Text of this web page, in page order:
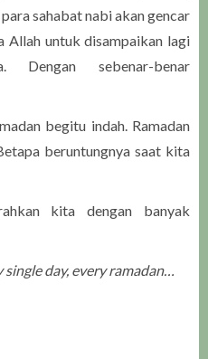
sahabat nabi akan gencar
Allah untuk disampaikan lagi
Dengan sebenar-benar
begitu indah. Ramadan
beruntungnya saat kita
kita dengan banyak
day, every ramadan…